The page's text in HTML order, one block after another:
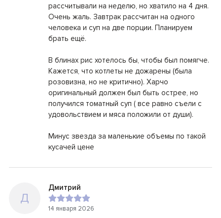
рассчитывали на неделю, но хватило на 4 дня.
Очень жаль. Завтрак рассчитан на одного
человека и суп на две порции. Планируем
брать ещё.
В блинах рис хотелось бы, чтобы был помягче.
Кажется, что котлеты не дожарены (была
розовизна, но не критично). Харчо
оригинальный должен был быть острее, но
получился томатный суп ( все равно съели с
удовольствием и мяса положили от души).
Минус звезда за маленькие объемы по такой
кусачей цене
Д
Дмитрий
14 января 2026